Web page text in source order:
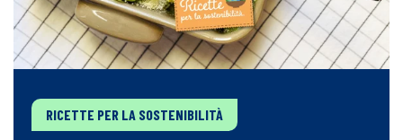
RICETTE PER LA SOSTENIBILITÀ